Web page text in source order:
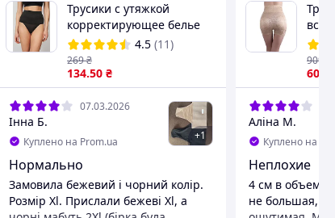
Трусики с утяжкой
корректирующее белье
корректирующие трусы с
широким поясом высокая
посадка бразилианы
Черные M
4.5 (11)
134.50 ₴
269₴
07.03.2026
Інна Б.
Куплено на Prom.ua +1
Нормально
Замовила бежевий і чорний колір.
Розмір Xl. Прислали бежеві Xl, а
606
909
Аліна М.
Куплено на
Неплохие
4 см в объеме
не большая,